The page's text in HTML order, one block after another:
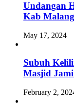
Undangan
Kab Malang
May 17, 2024
Subuh
Masjid
February 2,